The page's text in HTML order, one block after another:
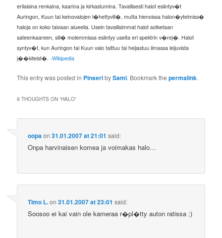
erilaisina renkaina, kaarina ja kirkastumina. Tavallisesti halot esiintyv�t
Auringon, Kuun tai keinovalojen l�hettyvill�, mutta hienoissa halon�ytelmiss�
haloja on koko taivaan alueella. Usein tavallisimmat halot sotketaan
sateenkaareen, sill� molemmissa esiintyy useita eri spektrin v�rej�. Halot
syntyv�t, kun Auringon tai Kuun valo taittuu tai heijastuu ilmassa leijuvista
j��kiteist�.-Wikipedia
This entry was posted in PinseribySami. Bookmark thepermalink.
9 THOUGHTS ON “HALO”
oopaon31.01.2007 at 21:01 said:
Onpa harvinaisen komea ja voimakas halo…
Timo L.on31.01.2007 at 23:01 said:
Soosoo ei kai vain ole kameraa r�pl�tty auton ratissa ;)